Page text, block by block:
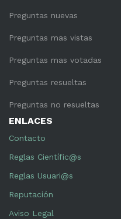
Preguntas nuevas
Preguntas mas vistas
Preguntas mas votadas
Preguntas resueltas
Preguntas no resueltas
ENLACES
Contacto
Reglas Científic@s
Reglas Usuari@s
Reputación
Aviso Legal